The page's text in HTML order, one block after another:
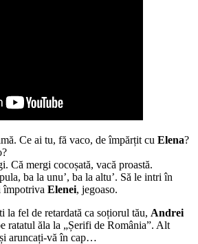
Ce ai tu, fă vaco, de împărțit cu Elena?
Că mergi cocoșată, vacă proastă.
ba la unu’, ba la altu’. Să le intri în
împotriva Elenei, jegoaso.
la fel de retardată ca soțiorul tău, Andrei
ratatul ăla la „Șerifi de România”. Alt
aruncați-vă în cap…